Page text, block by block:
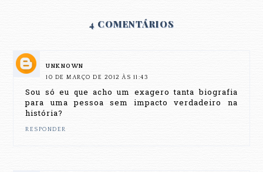
4 COMENTÁRIOS
UNKNOWN
10 DE MARÇO DE 2012 ÀS 11:43
Sou só eu que acho um exagero tanta biografia
para uma pessoa sem impacto verdadeiro na
história?
RESPONDER